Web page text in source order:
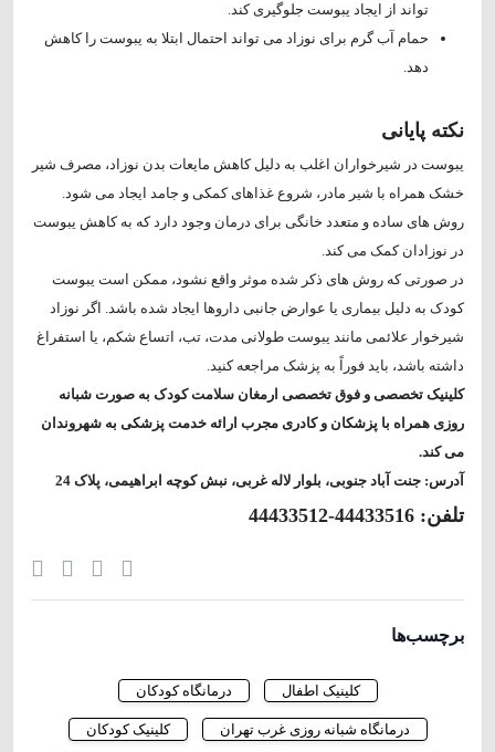
تواند از ایجاد یبوست جلوگیری کند.
حمام آب گرم برای نوزاد می تواند احتمال ابتلا به یبوست را کاهش
دهد.
نکته پایانی
یبوست در شیرخواران اغلب به دلیل کاهش مایعات بدن نوزاد، مصرف شیر
خشک همراه با شیر مادر، شروع غذاهای کمکی و جامد ایجاد می شود.
روش های ساده و متعدد خانگی برای درمان وجود دارد که به کاهش یبوست
در نوزادان کمک می کند.
در صورتی که روش های ذکر شده موثر واقع نشود، ممکن است یبوست
کودک به دلیل بیماری یا عوارض جانبی داروها ایجاد شده باشد. اگر نوزاد
شیرخوار علائمی مانند یبوست طولانی مدت، تب، اتساع شکم، یا استفراغ
داشته باشد، باید فوراً به پزشک مراجعه کنید.
کلینیک تخصصی و فوق تخصصی ارمغان سلامت کودک به صورت شبانه
روزی همراه با پزشکان و کادری مجرب ارائه خدمت پزشکی به شهروندان
می کند.
آدرس: جنت آباد جنوبی، بلوار لاله غربی، نبش کوچه ابراهیمی، پلاک 24
تلفن: 44433516-44433512
برچسب‌ها
کلینیک اطفال درمانگاه کودکان
درمانگاه شبانه روزی غرب تهران کلینیک کودکان